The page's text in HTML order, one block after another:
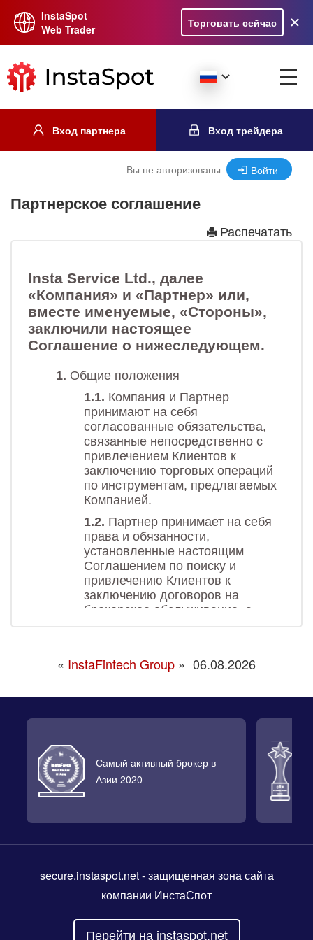
InstaSpot
Web Trader
Торговать сейчас
Вход партнера Вход трейдера
Вы не авторизованы Войти
Партнерское соглашение
Распечатать
« InstaFintech Group » 06.08.2026
Самый активный брокер в
Азии 2020
secure.instaspot.net- защищенная зона сайта
компании ИнстаСпот
Перейти на instaspot.net